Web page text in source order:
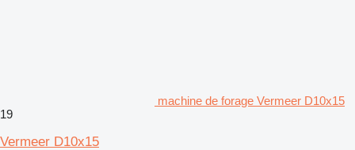
machine de forage Vermeer D10x15
19
Vermeer D10x15